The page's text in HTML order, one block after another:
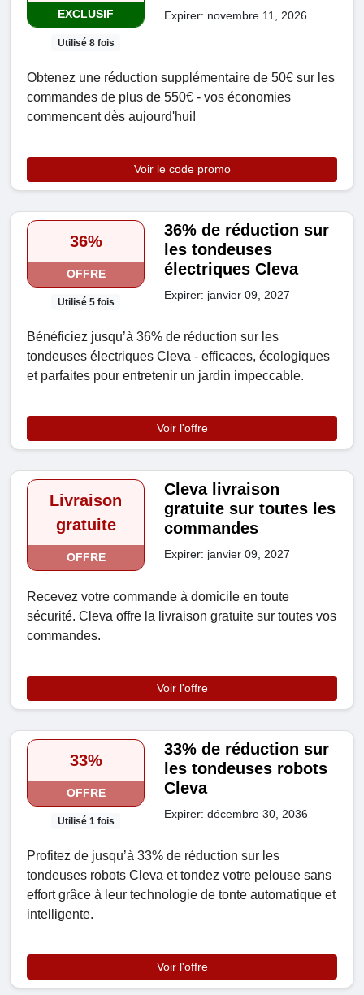
EXCLUSIF
Utilisé 8 fois
Expirer: novembre 11, 2026
Obtenez une réduction supplémentaire de 50€ sur les
commandes de plus de 550€ - vos économies
commencent dès aujourd'hui!
Voir le code promo
36%
OFFRE
Utilisé 5 fois
36% de réduction sur
les tondeuses
électriques Cleva
Expirer: janvier 09, 2027
Bénéficiez jusqu’à 36% de réduction sur les
tondeuses électriques Cleva - efficaces, écologiques
et parfaites pour entretenir un jardin impeccable.
Voir l'offre
Livraison
gratuite
OFFRE
Cleva livraison
gratuite sur toutes les
commandes
Expirer: janvier 09, 2027
Recevez votre commande à domicile en toute
sécurité. Cleva offre la livraison gratuite sur toutes vos
commandes.
Voir l'offre
33%
OFFRE
Utilisé 1 fois
33% de réduction sur
les tondeuses robots
Cleva
Expirer: décembre 30, 2036
Profitez de jusqu’à 33% de réduction sur les
tondeuses robots Cleva et tondez votre pelouse sans
effort grâce à leur technologie de tonte automatique et
intelligente.
Voir l'offre